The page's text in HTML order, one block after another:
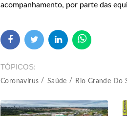
acompanhamento, por parte das
TÓPICOS
Coronavírus Saúde Rio Grande Do